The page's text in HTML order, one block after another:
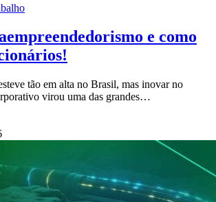
e como
tão em alta no Brasil, mas inovar no
virou uma das grandes…